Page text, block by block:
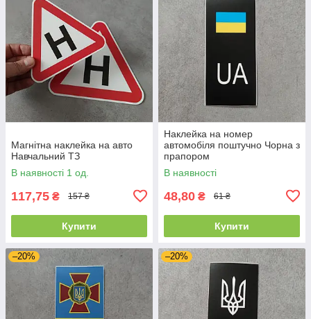
Магнітна наклейка на авто
Навчальний ТЗ
В наявності 1 од.
117,75 ₴ 157 ₴
Купити
Наклейка на номер
автомобіля поштучно Чорна з
прапором
В наявності
48,80 ₴ 61 ₴
Купити
–20% –20%